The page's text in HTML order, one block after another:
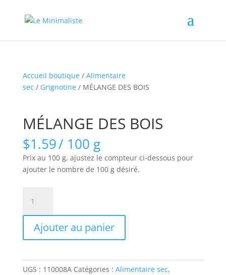
Accueil boutique/ Alimentaire
sec / Grignotine/ MÉLANGE DES BOIS
MÉLANGE DES BOIS
$1.59/ 100 g
Prix au 100 g, ajustez le compteur ci-dessous pour
ajouter le nombre de 100 g désiré.
MÉLANGE
DES
BOIS
Ajouter au panier
UGS : 110008A Catégories : Alimentaire sec,